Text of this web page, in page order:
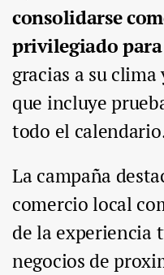
consolidarse
privilegiado
gracias a su
que incluye
todo el
La campaña
comercio local
de la experiencia
negocios de